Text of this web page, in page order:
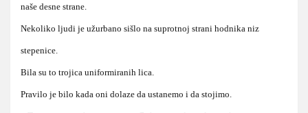
naše desne strane.
Nekoliko ljudi je užurbano sišlo na suprotnoj strani hodnika niz
stepenice.
Bila su to trojica uniformiranih lica.
Pravilo je bilo kada oni dolaze da ustanemo i da stojimo.